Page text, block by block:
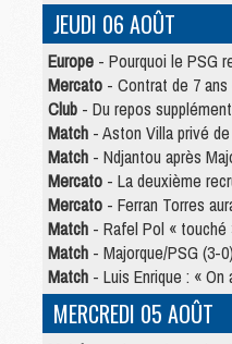
JEUDI 06 AOÛT
Europe - Pourquoi le PSG
Mercato - Contrat de 7 ans et
Club - Du repos
Match - Aston Villa privé
Match - Ndjantou après Majorque/
Mercato - La deuxième
Mercato - Ferran Torres aurait
Match - Rafel Pol « touché » par
Match - Majorque/PSG (3-0),
Match - Luis Enrique : « On
MERCREDI 05 AOÛT